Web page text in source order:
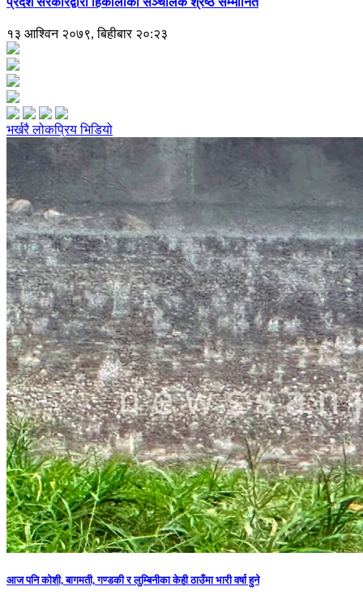
१३ आश्विन २०७९, बिहीबार २०:२३
भर्खरैलोकप्रियभिडियो
आज पनि कोशी, बागमती, गण्डकी र लुम्बिनीका केही ठाउँमा भारी वर्षा हुने